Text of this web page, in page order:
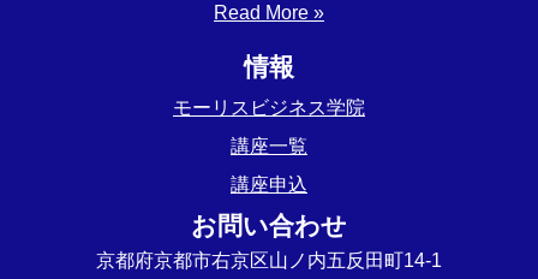
Read More »
情報
モーリスビジネス学院
講座一覧
講座申込
お問い合わせ
京都府京都市右京区山ノ内五反田町14-1